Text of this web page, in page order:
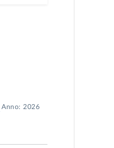
Anno: 2026